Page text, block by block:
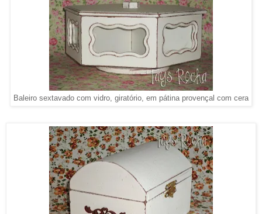
Baleiro sextavado com vidro, giratório, em pátina provençal com cera